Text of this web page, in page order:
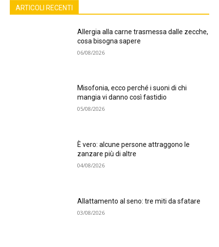
ARTICOLI RECENTI
Allergia alla carne trasmessa dalle zecche,
cosa bisogna sapere
06/08/2026
Misofonia, ecco perché i suoni di chi
mangia vi danno così fastidio
05/08/2026
È vero: alcune persone attraggono le
zanzare più di altre
04/08/2026
Allattamento al seno: tre miti da sfatare
03/08/2026